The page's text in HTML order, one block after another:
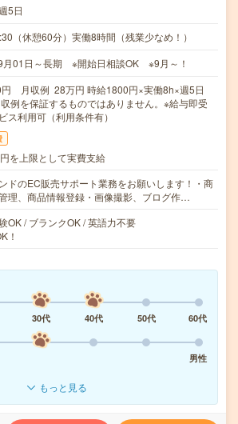
5日
（休憩60分）実働8時間（残業少なめ！）
月01日～長期 ※開始日相談OK ※9月～！
月収例 28万円 時給1800円×実働8h×週5日
例を保証するものではありません。※給与即受
ス利用可（利用条件有）
を上限として実費支給
ドのEC販売サポート業務をお願いします！・商
理、商品情報登録・画像撮影、ブログ作…
OK / ブランクOK / 英語力不要
！
30代 40代 50代
60代
男性
もっと見る